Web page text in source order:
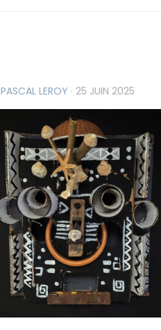
PASCAL LEROY · 25 JUIN 2025